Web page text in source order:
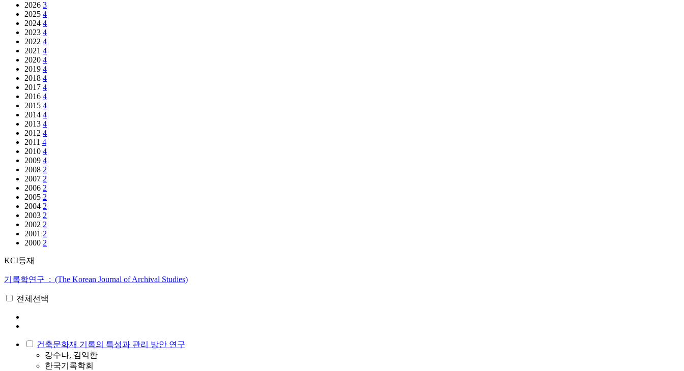
2026 3
2025 4
2024 4
2023 4
2022 4
2021 4
2020 4
2019 4
2018 4
2017 4
2016 4
2015 4
2014 4
2013 4
2012 4
2011 4
2010 4
2009 4
2008 2
2007 2
2006 2
2005 2
2004 2
2003 2
2002 2
2001 2
2000 2
KCI등재
기록학연구 : (The Korean Journal of Archival Studies)
전체선택
건축문화재 기록의 특성과 관리 방안 연구
강수나, 김익한
한국기록학회